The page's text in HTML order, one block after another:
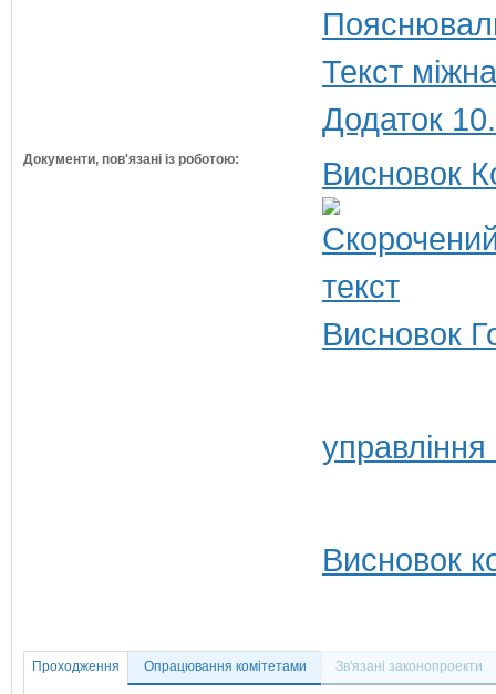
Текст
Додаток
Документи, пов'язані із роботою: Висновок
Висновок
Висновок
Проходження Опрацювання комітетами Зв'язані законопроекти